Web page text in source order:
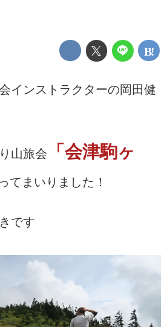
インストラクターの岡田健
山旅会
「会津駒ヶ
てまいりました！
です